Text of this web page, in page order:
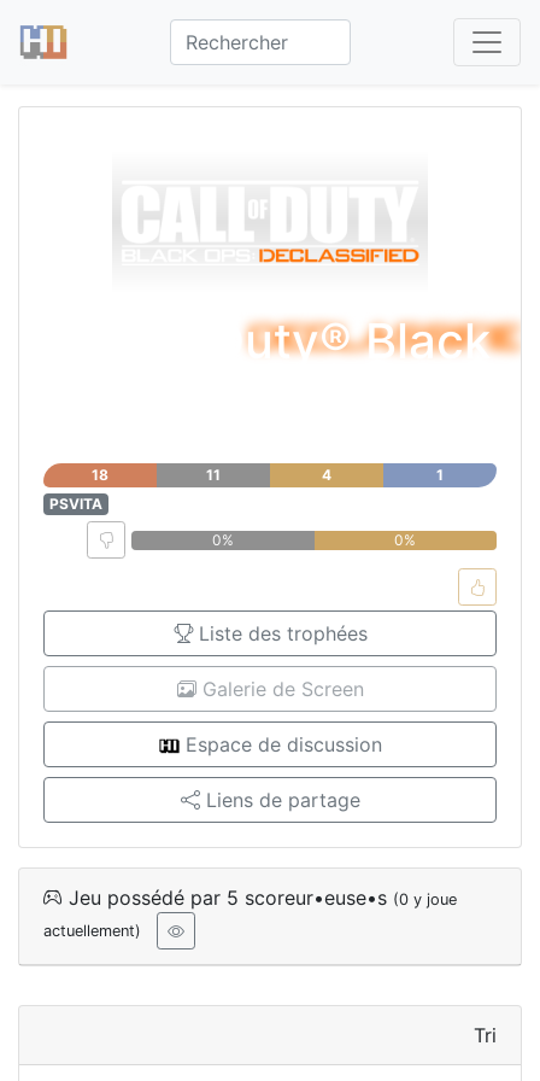
Call of Duty® Black
18 11 4
1
PSVITA
0%
0%
Liste des trophées
Galerie de Screen
Espace de discussion
Liens de partage
Jeu possédé par 5 scoreur•euse•s (0 y joue
actuellement)
Tri